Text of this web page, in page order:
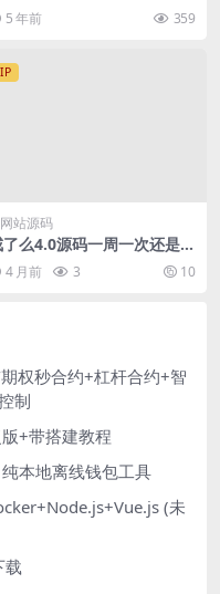
系统) v3.6.4 学习版
5 年前 359
网站源码
么4.0源码一周一次还是彻
戒 戒酒签到打卡源码
4 月前 3 10
权秒合约+杠杆合约+智
制
+带搭建教程
本地离线钱包工具
(未
载